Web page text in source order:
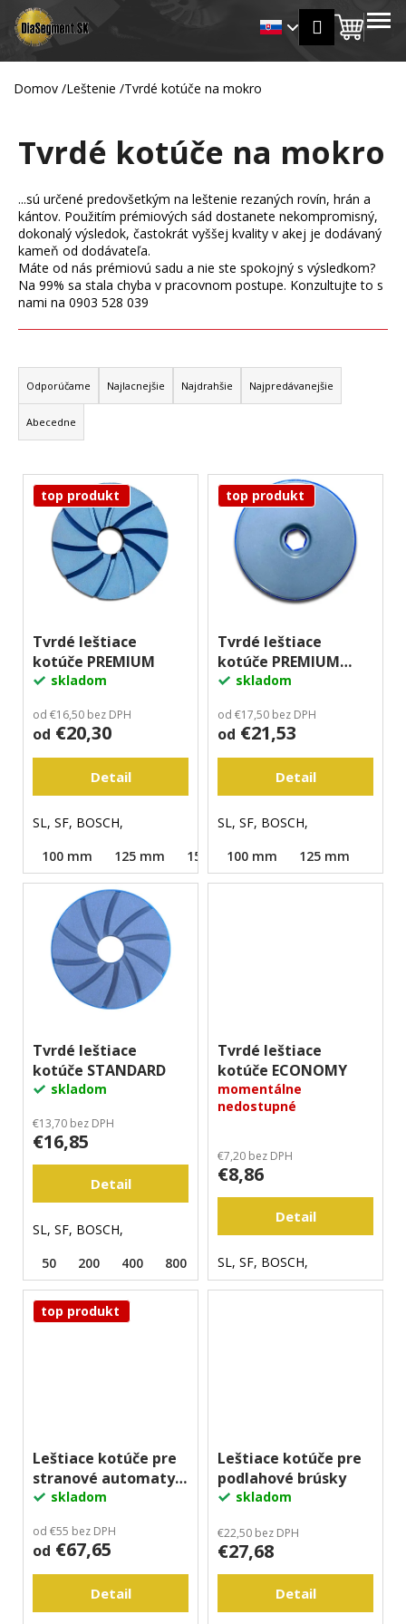
Prejsť
obsah
košík
MENU
Domov /Leštenie /Tvrdé kotúče na mokro
Tvrdé kotúče na mokro
...sú určené predovšetkým na leštenie rezaných rovín, hrán a
kántov. Použitím prémiových sád dostanete nekompromisný,
dokonalý výsledok, častokrát vyššej kvality v akej je dodávaný
kameň od dodávateľa.
Máte od nás prémiovú sadu a nie ste spokojný s výsledkom?
Na 99% sa stala chyba v pracovnom postupe. Konzultujte to s
nami na 0903 528 039
R
a
d
e
i
Odporúčame Najlacnejšie Najdrahšie Najpredávanejšie
Abecedne
V
top produkt
Tvrdé leštiace
kotúče PREMIUM
skladom
od €16,50 bez DPH
od €20,30
Detail
SL, SF, BOSCH,
100 mm
125 mm 150 mm
top produkt
Tvrdé leštiace
kotúče PREMIUM
FLATskladom
od €17,50 bez DPH
od €21,53
Detail
SL, SF, BOSCH,
100 mm
125 mm
Tvrdé leštiace
kotúče STANDARD
skladom
€13,70 bez DPH
€16,85
Detail
SL, SF, BOSCH,
50
200 400 800 1500
Tvrdé leštiace
kotúče ECONOMY
momentálne
nedostupné
€7,20 bez DPH
€8,86
Detail
SL, SF, BOSCH,
top produkt
Leštiace kotúče pre
stranové automaty
EDGEskladom
od €55 bez DPH
od €67,65
Detail
Leštiace kotúče pre
podlahové brúsky
skladom
€22,50 bez DPH
€27,68
Detail
š
Späť
Späť
Č
p
o
t
r
e
b
u
j
e
e
n
á
s
Hľadať
m